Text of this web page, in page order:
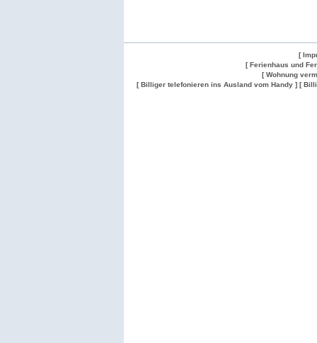
[
[ Ferienhaus und
[ Wohnung
[ Billiger telefonieren ins Ausland vom Handy ] [